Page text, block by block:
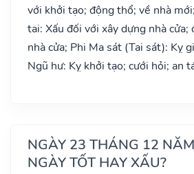
với khởi tạo; động thổ; về nhà
tai: Xấu đối với xây dựng nhà cửa;
nhà cửa; Phi Ma sát (Tai sát): Kỵ
Ngũ hư: Kỵ khởi tạo; cưới hỏi; an
NGÀY 23 THÁNG 12
NGÀY TỐT HAY XẤU?